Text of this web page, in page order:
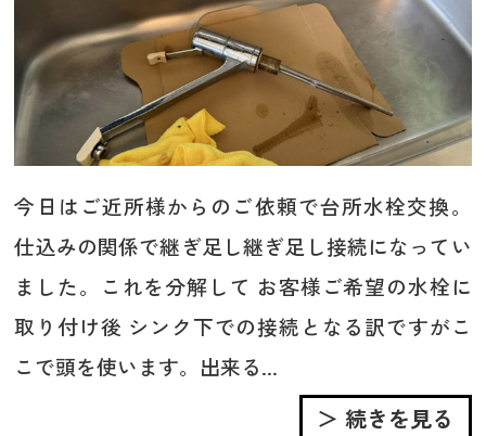
今日はご近所様からのご依頼で台所水栓交換。
仕込みの関係で継ぎ足し継ぎ足し接続になってい
ました。これを分解して お客様ご希望の水栓に
取り付け後 シンク下での接続となる訳ですがこ
こで頭を使います。出来る...
＞ 続きを見る